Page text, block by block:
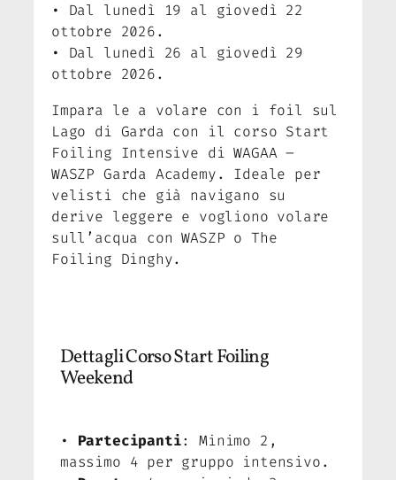
• Dal lunedì 19 al giovedì 22
ottobre 2026.
• Dal lunedì 26 al giovedì 29
ottobre 2026.
Impara le a volare con i foil sul
Lago di Garda con il corso Start
Foiling Intensive di WAGAA –
WASZP Garda Academy. Ideale per
velisti che già navigano su
derive leggere e vogliono volare
sull’acqua con WASZP o The
Foiling Dinghy.
Dettagli Corso Start Foiling
Weekend
• Partecipanti: Minimo 2,
massimo 4 per gruppo intensivo.